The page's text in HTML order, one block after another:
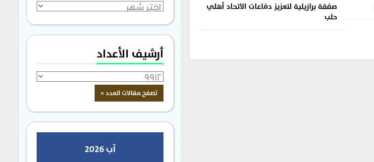
صفقة برازيلية لتعزيز دفاعات الاتحاد أهلي
حلب
الأرشيف
أرشيف الأعداد
آب 2026